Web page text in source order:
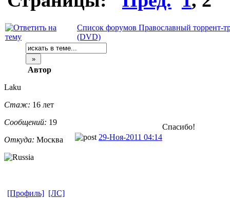
Список форумов Православный торрент-
(DVD)
Автор
Laku
Стаж: 16 лет
Сообщений: 19
Откуда: Москва 29-Ноя-2011 04:14
Спасибо!
[Профиль] [ЛС]